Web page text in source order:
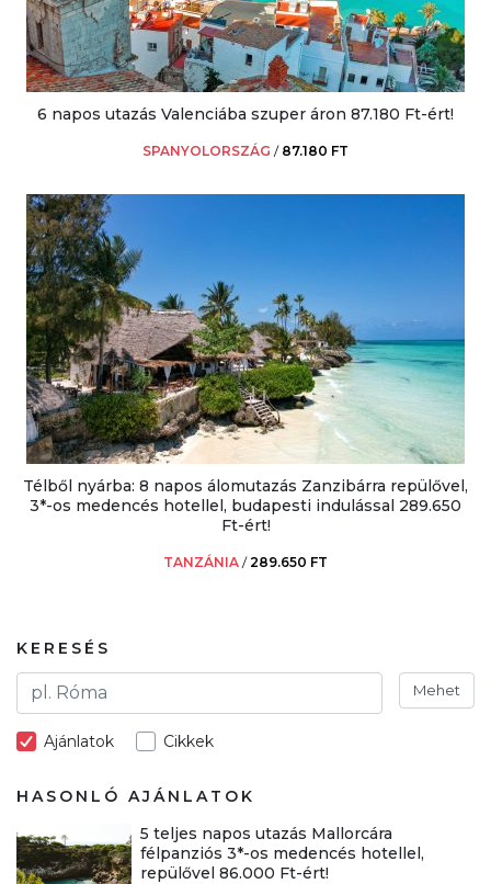
6 napos utazás Valenciába szuper áron 87.180 Ft-ért!
SPANYOLORSZÁG / 87.180 FT
Télből nyárba: 8 napos álomutazás Zanzibárra repülővel,
3*-os medencés hotellel, budapesti indulással 289.650
Ft-ért!
TANZÁNIA /289.650 FT
KERESÉS
Mehet
Ajánlatok Cikkek
HASONLÓ AJÁNLATOK
5 teljes napos utazás Mallorcára
félpanziós 3*-os medencés hotellel,
repülővel 86.000 Ft-ért!